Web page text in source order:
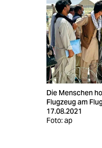
wahrheit
veranstaltungen
fragen & hilfe
unterstützen
Die Menschen
Flugzeug am
17.08.2021
Foto: ap